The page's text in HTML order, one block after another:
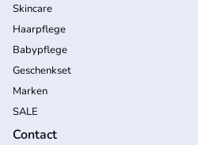
Skincare
Haarpflege
Babypflege
Geschenkset
Marken
SALE
Contact